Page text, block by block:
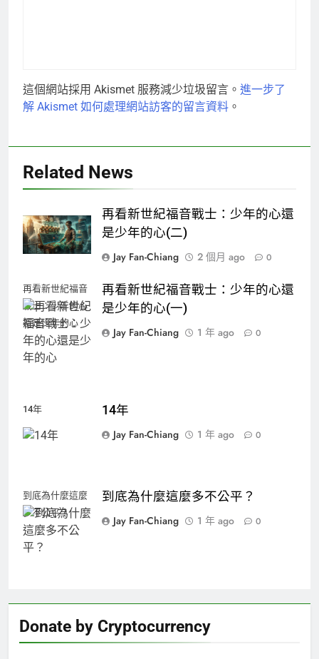
這個網站採用 Akismet 服務減少垃圾留言。 進一步了
解 Akismet 如何處理網站訪客的留言資料 。
Related News
再看新世紀福音戰士：少年的心還
是少年的心(二)
Jay Fan-Chiang
2 個月 ago 0
再看新世紀福音
戰士：少年的心
還是少年的心
再看新世紀福音戰士：少年的心還
是少年的心(一)
Jay Fan-Chiang
1 年 ago 0
14年
14年
Jay Fan-Chiang
1 年 ago 0
到底為什麼這麼
多不公平？
到底為什麼這麼多不公平？
Jay Fan-Chiang
1 年 ago 0
Donate by Cryptocurrency